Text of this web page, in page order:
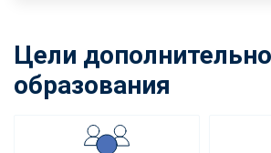
Цели
образования